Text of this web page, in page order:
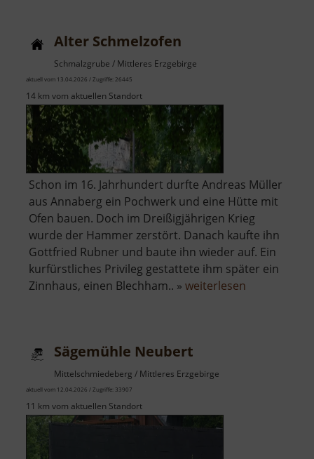
Alter Schmelzofen
Schmalzgrube / Mittleres Erzgebirge
aktuell vom 13.04.2026 / Zugriffe: 26445
14 km vom aktuellen Standort
Schon im 16. Jahrhundert durfte Andreas Müller
aus Annaberg ein Pochwerk und eine Hütte mit
Ofen bauen. Doch im Dreißigjährigen Krieg
wurde der Hammer zerstört. Danach kaufte ihn
Gottfried Rubner und baute ihn wieder auf. Ein
kurfürstliches Privileg gestattete ihm später ein
Zinnhaus, einen Blechham.. » weiterlesen
Sägemühle Neubert
Mittelschmiedeberg / Mittleres Erzgebirge
aktuell vom 12.04.2026 / Zugriffe: 33907
11 km vom aktuellen Standort